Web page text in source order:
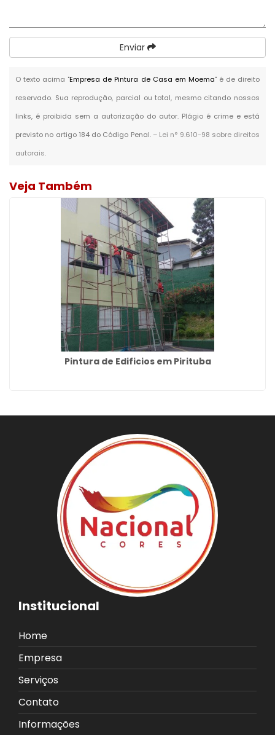
Enviar
O texto acima "Empresa de Pintura de Casa em Moema" é de direito
reservado. Sua reprodução, parcial ou total, mesmo citando nossos
links, é proibida sem a autorização do autor. Plágio é crime e está
previsto no artigo 184 do Código Penal. – Lei n° 9.610-98 sobre direitos
autorais.
Veja Também
Pintura de Edificios em Pirituba
Institucional
Home
Empresa
Serviços
Contato
Informações